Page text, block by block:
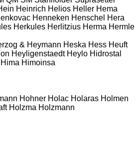
Heinrich Helios Heller Hema
Henneken Henschel Hera
Herkules Herlitzius Herma Hermle
& Heymann Heska Hess Heuft
Heyligenstaedt Heylo Hidrostal
Hima Himoinsa
Hohner Holac Holaras Holmen
Holzma Holzmann